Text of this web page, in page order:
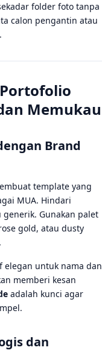
portofolio MUA di
folder foto tanpa
calon pengantin atau
Memukau
Brand
template yang
MUA. Hindari
Gunakan palet
gold, atau dusty
elegan untuk nama dan
memberi kesan
adalah kunci agar
dan